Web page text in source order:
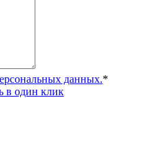
данных.*
в один клик